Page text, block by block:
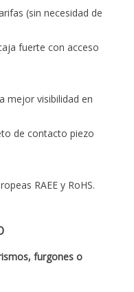
(sin necesidad de
fuerte con acceso
mejor visibilidad en
de contacto piezo
RAEE y RoHS.
furgones o